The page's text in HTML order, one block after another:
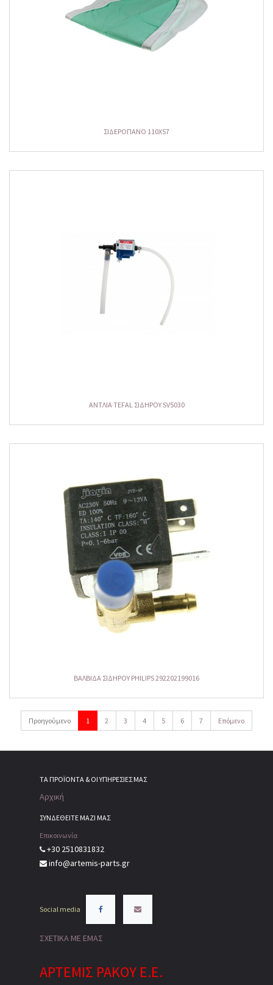
ΣΙΔΕΡΟΠΑΝΟ 110Χ57
ΑΝΤΛΙΑ TEFAL ΣΙΔΗΡΟΥ SV5030
ΒΑΛΒΙΔΑ ΣΙΔΗΡΟΥ PHILIPS 292202199016
Προηγούμενο 1 2 3 4 5 6 7 Επόμενο
ΤΑ ΠΡΟΪΌΝΤΑ & ΟΙ ΥΠΗΡΕΣΊΕΣ ΜΑΣ
Αρχική
ΣΥΝΔΕΘΕΙΤΕ ΜΑΖΙ ΜΑΣ
Επικοινωνία
+30 2510831832
info@artemis-parts.gr
Social media
ΣΧΕΤΙΚΑ ΜΕ ΕΜΑΣ
ΑΡΤΕΜΙΣ ΡΑΚΟΥ Ε.Ε.